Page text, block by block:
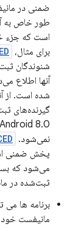
ضمنی در
طور خاص به
است که جزء
برای مثال،
شنوندگان
آنها اطلاع
شده است. از
گیرنده‌های
نمی‌شود.
پخش ضمنی
می‌شود که
ثبت‌شده در
برنامه ها می
مانیفست خود